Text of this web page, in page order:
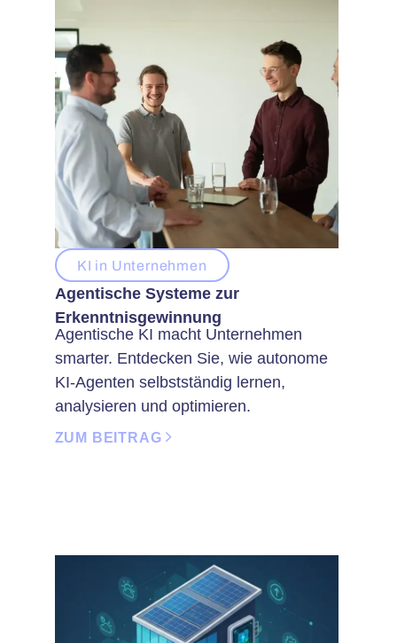
KI in Unternehmen
Agentische Systeme zur
Erkenntnisgewinnung
Agentische KI macht Unternehmen
smarter. Entdecken Sie, wie autonome
KI-Agenten selbstständig lernen,
analysieren und optimieren.
ZUM BEITRAG